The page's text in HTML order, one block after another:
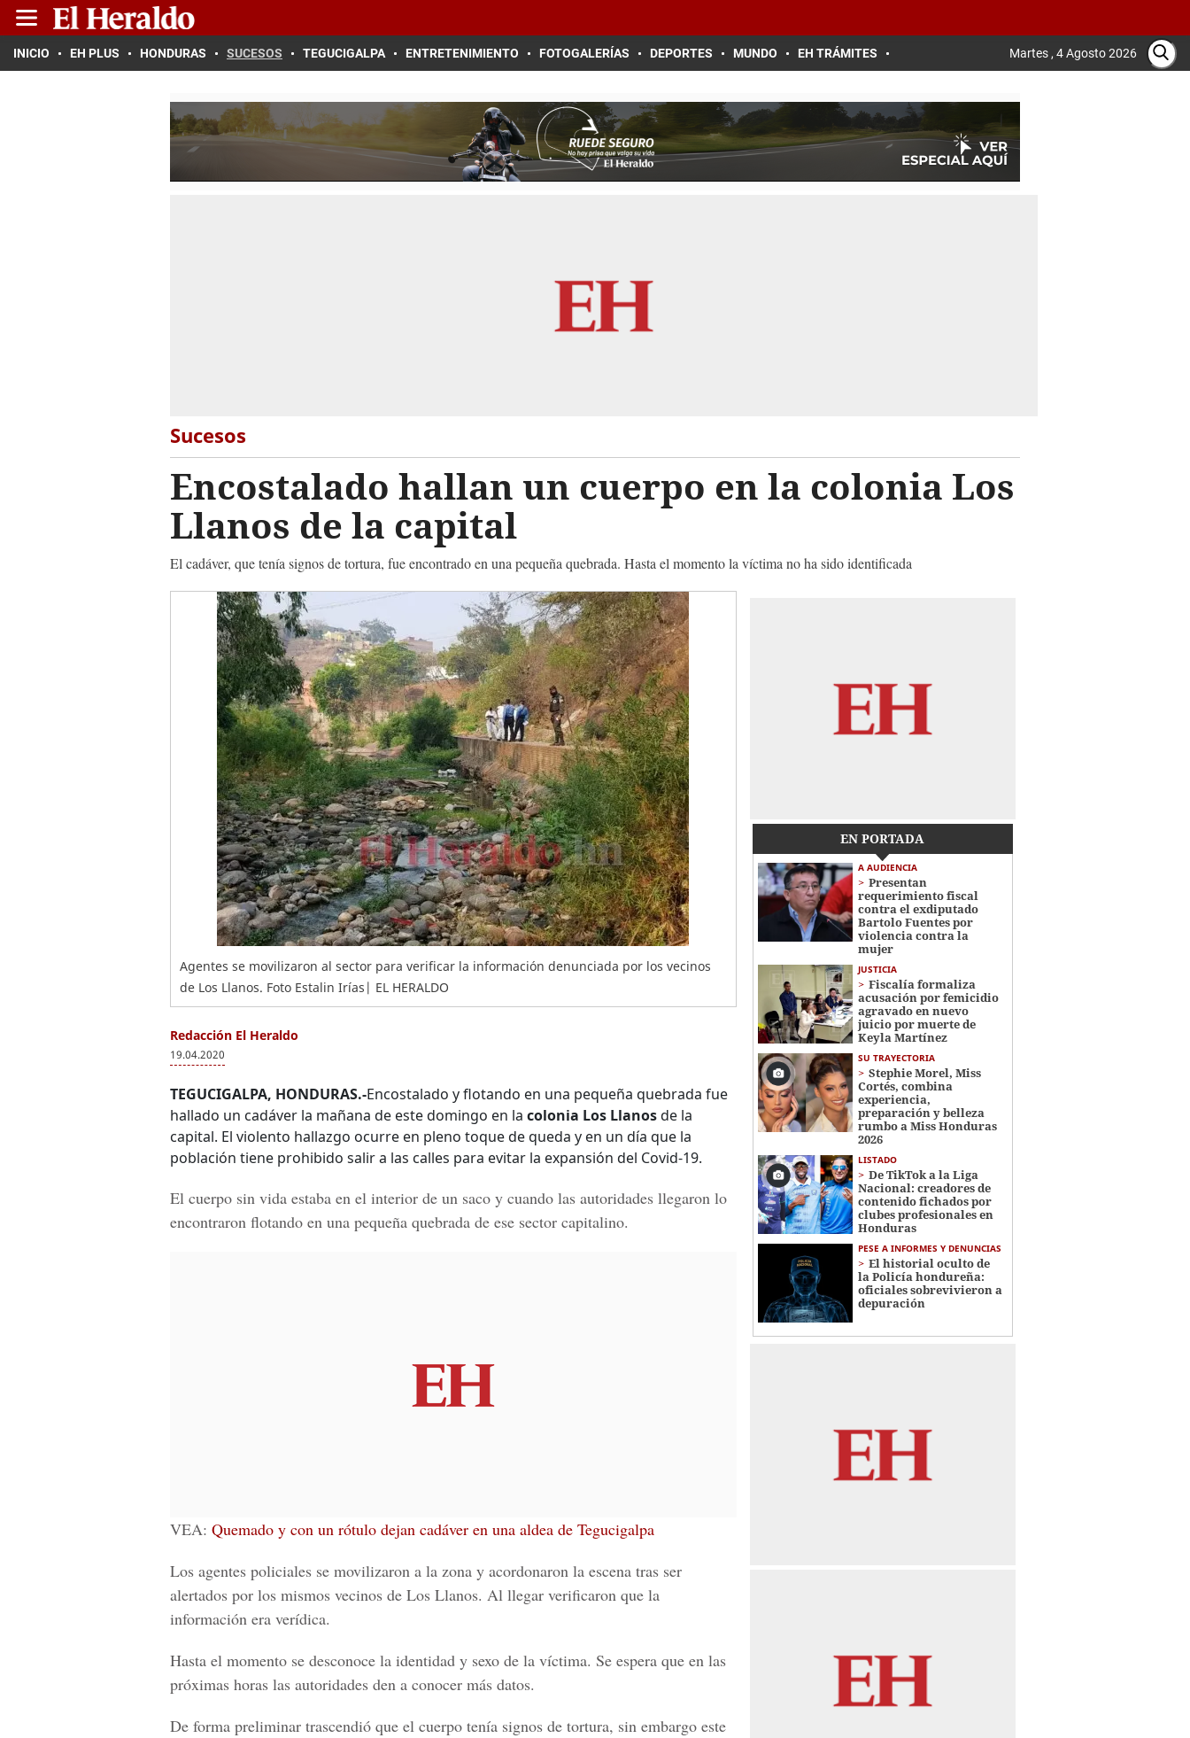
INICIO EH PLUS HONDURAS SUCESOS TEGUCIGALPA ENTRETENIMIENTO FOTOGALERÍAS DEPORTES MUNDO EH TRÁMITES Martes , 4 Agosto 2026
Sucesos
Encostalado hallan un cuerpo en la colonia Los
Llanos de la capital
El cadáver, que tenía signos de tortura, fue encontrado en una pequeña quebrada. Hasta el momento la víctima no ha sido identificada
Agentes se movilizaron al sector para verificar la información denunciada por los vecinos
de Los Llanos. Foto Estalin Irías| EL HERALDO
Redacción El Heraldo
19.04.2020
TEGUCIGALPA, HONDURAS.-Encostalado y flotando en una pequeña quebrada fue
hallado un cadáver la mañana de este domingo en la colonia Los Llanosde la
capital. El violento hallazgo ocurre en pleno toque de queda y en un día que la
población tiene prohibido salir a las calles para evitar la expansión del Covid-19.
El cuerpo sin vida estaba en el interior de un saco y cuando las autoridades llegaron lo
encontraron flotando en una pequeña quebrada de ese sector capitalino.
VEA: Quemado y con un rótulo dejan cadáver en una aldea de Tegucigalpa
Los agentes policiales se movilizaron a la zona y acordonaron la escena tras ser
alertados por los mismos vecinos de Los Llanos. Al llegar verificaron que la
información era verídica.
Hasta el momento se desconoce la identidad y sexo de la víctima. Se espera que en las
próximas horas las autoridades den a conocer más datos.
De forma preliminar trascendió que el cuerpo tenía signos de tortura, sin embargo este
EN PORTADA
A AUDIENCIA
Presentan
requerimiento fiscal
contra el exdiputado
Bartolo Fuentes por
violencia contra la
mujer
JUSTICIA
Fiscalía formaliza
acusación por femicidio
agravado en nuevo
juicio por muerte de
Keyla Martínez
SU TRAYECTORIA
Stephie Morel, Miss
Cortés, combina
experiencia,
preparación y belleza
rumbo a Miss Honduras
2026
LISTADO
De TikTok a la Liga
Nacional: creadores de
contenido fichados por
clubes profesionales en
Honduras
PESE A INFORMES Y DENUNCIAS
El historial oculto de
la Policía hondureña:
oficiales sobrevivieron a
depuración